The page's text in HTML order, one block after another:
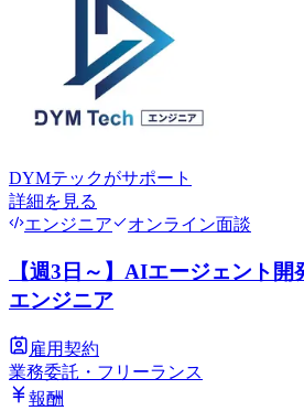
DYMテックがサポート
詳細を見る
エンジニア
オンライン面談
【週3日～】AIエージェント
エンジニア
雇用契約
業務委託・フリーランス
報酬